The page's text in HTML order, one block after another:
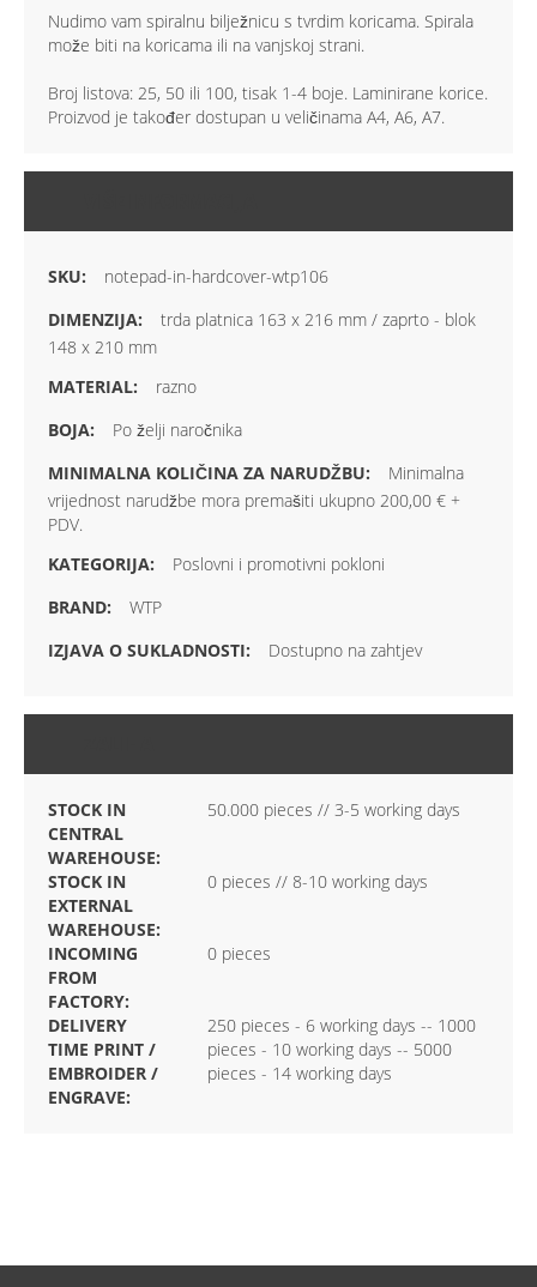
Nudimo vam spiralnu bilježnicu s tvrdim koricama. Spirala
može biti na koricama ili na vanjskoj strani.
Broj listova: 25, 50 ili 100, tisak 1-4 boje. Laminirane korice.
Proizvod je također dostupan u veličinama A4, A6, A7.
notepad-in-hardcover-wtp106
trda platnica 163 x 216 mm / zaprto - blok
148 x 210 mm
razno
Po želji naročnika
Minimalna
vrijednost narudžbe mora premašiti ukupno 200,00 € +
PDV.
Poslovni i promotivni pokloni
WTP
Dostupno na zahtjev
STOCK IN
CENTRAL
WAREHOUSE:
50.000 pieces // 3-5 working days
STOCK IN
EXTERNAL
WAREHOUSE:
0 pieces // 8-10 working days
INCOMING
FROM
FACTORY:
0 pieces
DELIVERY
TIME PRINT /
EMBROIDER /
ENGRAVE:
250 pieces - 6 working days -- 1000
pieces - 10 working days -- 5000
pieces - 14 working days